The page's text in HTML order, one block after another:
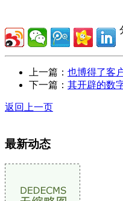
上一篇： 也博得了客
下一篇： 其开辟的数
返回上一页
最新动态